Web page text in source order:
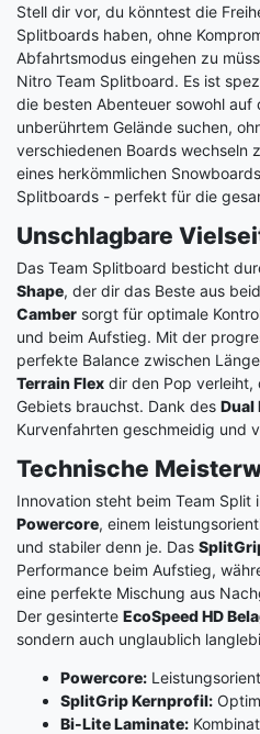
Stell dir vor, du könntest die
Splitboards haben, ohne
Abfahrtsmodus eingehen zu
Nitro Team Splitboard. Es ist
die besten Abenteuer sowohl auf
unberührtem Gelände suchen,
verschiedenen Boards wechseln
eines herkömmlichen
Splitboards - perfekt für die
Unschlagbare
Das Team Splitboard besticht
Shape, der dir das Beste aus
Camber sorgt für optimale
und beim Aufstieg. Mit der
perfekte Balance zwischen
Terrain Flex dir den Pop verleiht,
Gebiets brauchst. Dank des Dual
Kurvenfahrten geschmeidig und
Technische
Innovation steht beim Team Split
Powercore, einem
und stabiler denn je. Das
Performance beim Aufstieg,
eine perfekte Mischung aus
Der gesinterte EcoSpeed HD
sondern auch unglaublich
Powercore:
SplitGrip Kernprofil:
Bi-Lite Laminate: